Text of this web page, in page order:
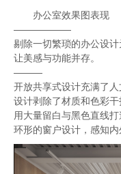
办公室效果图表现
——————
剔除一切繁琐的办公设计
让美感与功能并存。
———
开放共享式设计充满了人
设计剥除了材质和色彩干
用大量留白与黑色直线打
环形的窗户设计，感知内